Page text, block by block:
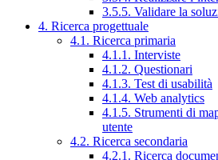
3.5.5. Validare la
4. Ricerca progettuale
4.1. Ricerca primaria
4.1.1. Interviste
4.1.2. Questionari
4.1.3. Test di usabilità
4.1.4. Web analytics
4.1.5. Strumenti di
utente
4.2. Ricerca secondaria
4.2.1. Ricerca